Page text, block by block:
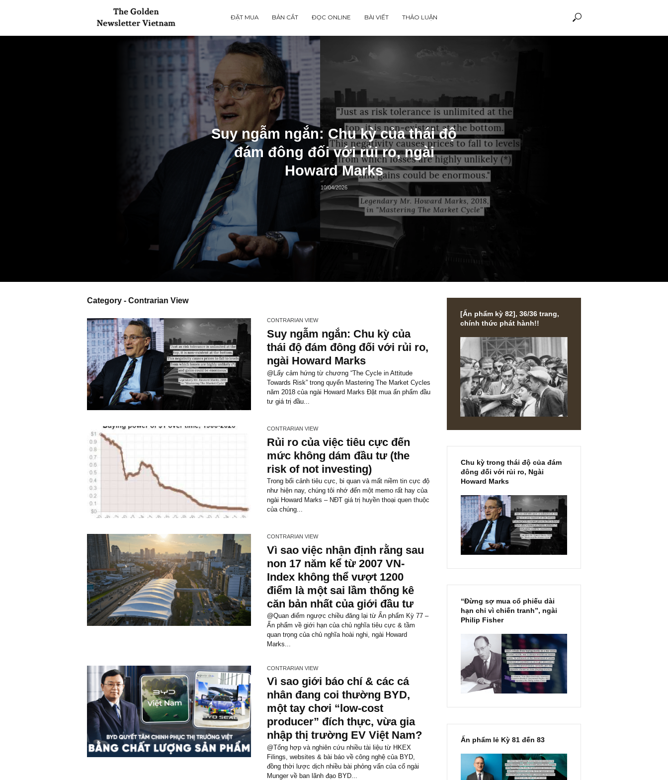
ĐẶT MUA BẢN CẮT ĐỌC ONLINE BÀI VIẾT
Suy ngẫm ngắn: Chu kỳ của thái độ
đám đông đối với rủi ro, ngài
Howard Marks
10/04/2026
Category - Contrarian View
CONTRARIAN VIEW
Suy ngẫm ngắn: Chu kỳ của
thái độ đám đông đối với rủi ro,
ngài Howard Marks
Towards Risk” trong quyển Mastering The Market Cycles
năm 2018 của ngài Howard Marks Đặt mua ấn phẩm đầu
tư giá trị đầu...
Rủi ro của việc tiêu cực đến
mức không dám đầu tư (the
Trong bối cảnh tiêu cực, bi quan và mất niềm tin cực độ
như hiện nay, chúng tôi nhớ đến một memo rất hay của
ngài Howard Marks – NĐT giá trị huyền thoại quen thuộc
của chúng...
CONTRARIAN VIEW
Vì sao việc nhận định rằng sau
non 17 năm kể từ 2007 VN-
Index không thể vượt 1200
căn bản nhất của giới đầu tư
@Quan điểm ngược chiều đăng lại từ Ấn phẩm Kỳ 77 –
Ấn phẩm về giới hạn của chủ nghĩa tiêu cực & tầm
quan trọng của chủ nghĩa hoài nghi, ngài Howard
Marks...
CONTRARIAN VIEW
Vì sao giới báo chí & các cá
nhân đang coi thường BYD,
[Ấn phẩm kỳ 82], 36/36 trang,
chính thức phát hành!!
Chu kỳ trong thái độ của đám
đông đối với rủi ro, Ngài
Howard Marks
“Đừng sợ mua cổ phiếu dài
hạn chỉ vì chiến tranh”, ngài
Philip Fisher